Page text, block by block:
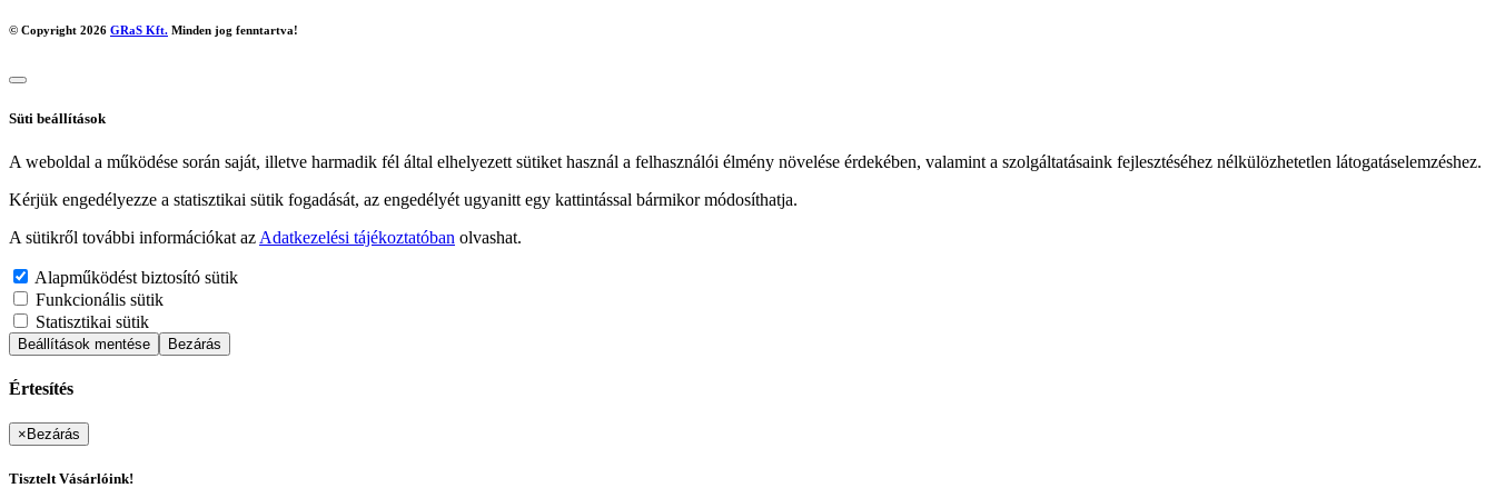
© Copyright 2026 GRaS Kft. Minden jog fenntartva!
Süti beállítások
A weboldal a működése során saját, illetve harmadik fél által elhelyezett sütiket használ a felhasználói élmény növelése érdekében, valamint a szolgáltatásaink fejlesztéséhez nélkülözhetetlen látogatáselemzéshez.
Kérjük engedélyezze a statisztikai sütik fogadását, az engedélyét ugyanitt egy kattintással bármikor módosíthatja.
A sütikről további információkat az Adatkezelési tájékoztatóban olvashat.
Alapműködést biztosító sütik
Funkcionális sütik
Statisztikai sütik
Beállítások mentése Bezárás
Értesítés
× Bezárás
Tisztelt Vásárlóink!